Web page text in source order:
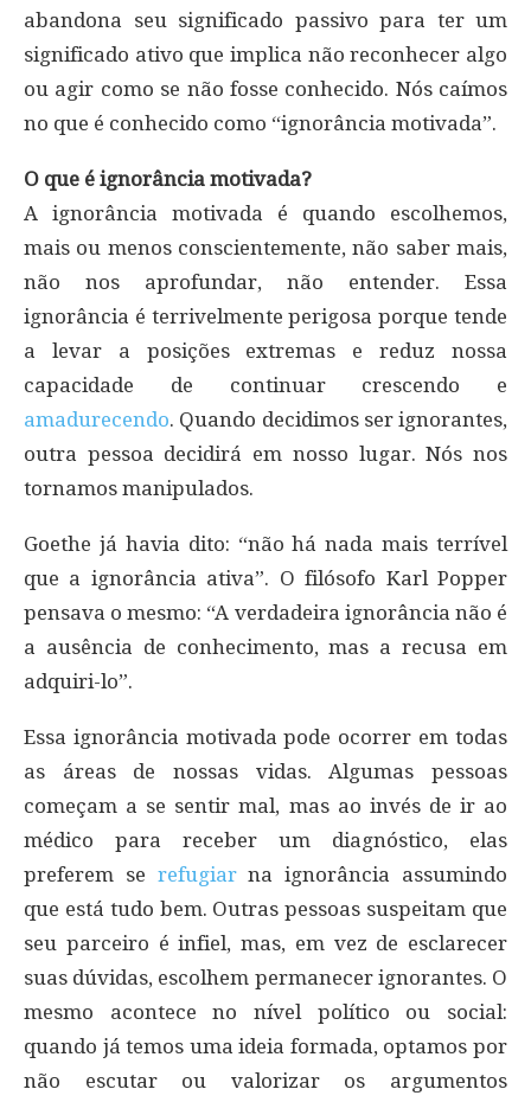
abandona seu significado passivo para ter um
significado ativo que implica não reconhecer algo
ou agir como se não fosse conhecido. Nós caímos
no que é conhecido como “ignorância motivada”.
O que é ignorância motivada?
A ignorância motivada é quando escolhemos,
mais ou menos conscientemente, não saber mais,
não nos aprofundar, não entender. Essa
ignorância é terrivelmente perigosa porque tende
a levar a posições extremas e reduz nossa
capacidade de continuar crescendo e
amadurecendo. Quando decidimos ser ignorantes,
outra pessoa decidirá em nosso lugar. Nós nos
tornamos manipulados.
Goethe já havia dito: “não há nada mais terrível
que a ignorância ativa”. O filósofo Karl Popper
pensava o mesmo: “A verdadeira ignorância não é
a ausência de conhecimento, mas a recusa em
adquiri-lo”.
Essa ignorância motivada pode ocorrer em todas
as áreas de nossas vidas. Algumas pessoas
começam a se sentir mal, mas ao invés de ir ao
médico para receber um diagnóstico, elas
preferem se refugiarna ignorância assumindo
que está tudo bem. Outras pessoas suspeitam que
seu parceiro é infiel, mas, em vez de esclarecer
suas dúvidas, escolhem permanecer ignorantes. O
mesmo acontece no nível político ou social:
quando já temos uma ideia formada, optamos por
não escutar ou valorizar os argumentos